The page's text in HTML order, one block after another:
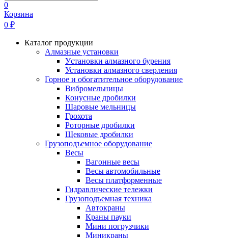
0
Корзина
0 ₽
Каталог продукции
Алмазные установки
Уcтановки алмазного бурения
Установки алмазного сверления
Горное и обогатительное оборудование
Вибромельницы
Конусные дробилки
Шаровые мельницы
Грохота
Роторные дробилки
Щековые дробилки
Грузоподъемное оборудование
Весы
Вагонные весы
Весы автомобильные
Весы платформенные
Гидравлические тележки
Грузоподъемная техника
Автокраны
Краны пауки
Мини погрузчики
Миникраны